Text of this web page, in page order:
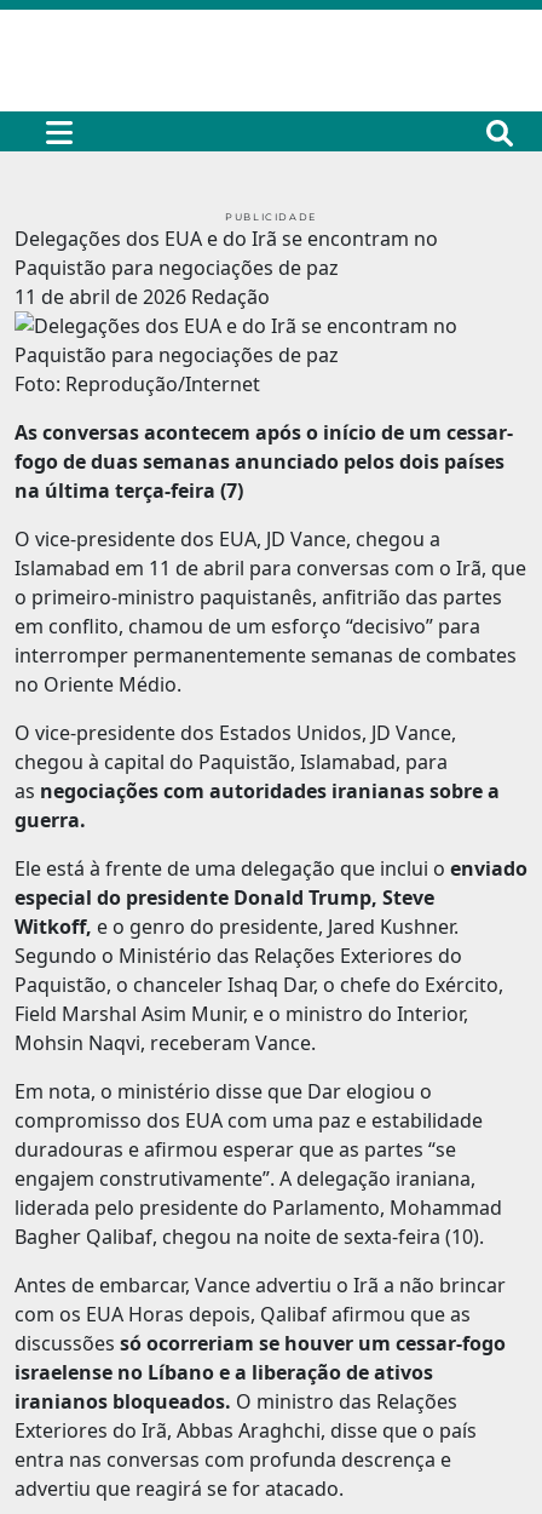
PUBLICIDADE
Delegações dos EUA e do Irã se encontram no
Paquistão para negociações de paz
11 de abril de 2026 Redação
Foto: Reprodução/Internet
As conversas acontecem após o início de um cessar-
fogo de duas semanas anunciado pelos dois países
na última terça-feira (7)
O vice-presidente dos EUA, JD Vance, chegou a
Islamabad em 11 de abril para conversas com o Irã, que
o primeiro-ministro paquistanês, anfitrião das partes
em conflito, chamou de um esforço “decisivo” para
interromper permanentemente semanas de combates
no Oriente Médio.
O vice-presidente dos Estados Unidos, JD Vance,
chegou à capital do Paquistão, Islamabad, para
as negociações com autoridades iranianas sobre a
guerra.
Ele está à frente de uma delegação que inclui o enviado
especial do presidente Donald Trump, Steve
Witkoff, e o genro do presidente, Jared Kushner.
Segundo o Ministério das Relações Exteriores do
Paquistão, o chanceler Ishaq Dar, o chefe do Exército,
Field Marshal Asim Munir, e o ministro do Interior,
Mohsin Naqvi, receberam Vance.
Em nota, o ministério disse que Dar elogiou o
compromisso dos EUA com uma paz e estabilidade
duradouras e afirmou esperar que as partes “se
engajem construtivamente”. A delegação iraniana,
liderada pelo presidente do Parlamento, Mohammad
Bagher Qalibaf, chegou na noite de sexta-feira (10).
Antes de embarcar, Vance advertiu o Irã a não brincar
com os EUA Horas depois, Qalibaf afirmou que as
discussões só ocorreriam se houver um cessar-fogo
israelense no Líbano e a liberação de ativos
iranianos bloqueados. O ministro das Relações
Exteriores do Irã, Abbas Araghchi, disse que o país
entra nas conversas com profunda descrença e
advertiu que reagirá se for atacado.